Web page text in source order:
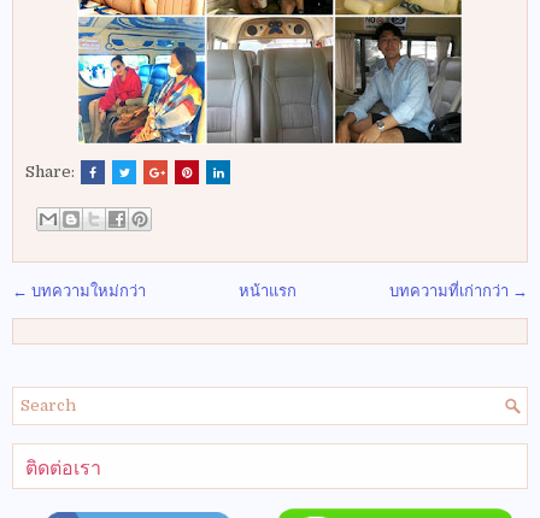
Share:
← บทความใหม่กว่า บทความที่เก่ากว่า →
หน้าแรก
ติดต่อเรา